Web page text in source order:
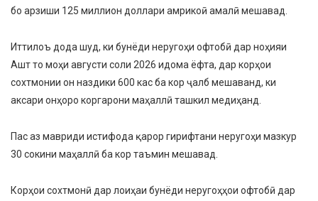
бо арзиши 125 миллион доллари амрикоӣ амалӣ мешавад.
Иттилоъ дода шуд, ки бунёди неругоҳи офтобӣ дар ноҳияи
Ашт то моҳи августи соли 2026 идома ёфта, дар корҳои
сохтмонии он наздики 600 кас ба кор ҷалб мешаванд, ки
аксари онҳоро коргарони маҳаллӣ ташкил медиҳанд.
Пас аз мавриди истифода қарор гирифтани неругоҳи мазкур
30 сокини маҳаллӣ ба кор таъмин мешавад.
Корҳои сохтмонӣ дар лоиҳаи бунёди неругоҳҳои офтобӣ дар